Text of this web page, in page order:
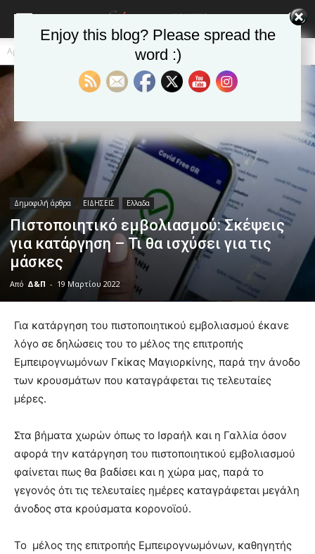
Αρχική
Δημοφιλή άρθρα ΕΙΔΗΣΕΙΣ Ελλαδα
Πιστοποιητικό εμβολιασμού: Σκέψεις
για κατάργηση – Τι θα ισχύσει για τις
μάσκες
Από Δ&Π - 19 Μαρτίου 2022
lesbians
very
cam
show.desi
xxx
teaches
you
the
meaning
pain.
Για κατάργηση του πιστοποιητικού εμβολιασμού έκανε
λόγο σε δηλώσεις του το μέλος της επιτροπής
Εμπειρογνωμόνων Γκίκας Μαγιορκίνης, παρά την άνοδο
των κρουσμάτων που καταγράφεται τις τελευταίες
μέρες.
Στα βήματα χωρών όπως το Ισραήλ και η Γαλλία όσον
αφορά την κατάργηση του πιστοποιητικού εμβολιασμού
φαίνεται πως θα βαδίσει και η χώρα μας, παρά το
γεγονός ότι τις τελευταίες ημέρες καταγράφεται μεγάλη
άνοδος στα κρούσματα κορονοϊού.
Το μέλος της επιτροπής Εμπειρογνωμόνων, καθηγητής
Enjoy this blog? Please spread the
word :)